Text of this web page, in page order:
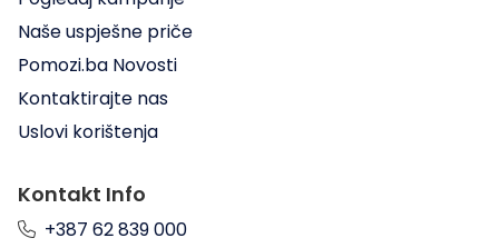
Naše uspješne priče
Pomozi.ba Novosti
Kontaktirajte nas
Uslovi korištenja
Kontakt Info
+387 62 839 000